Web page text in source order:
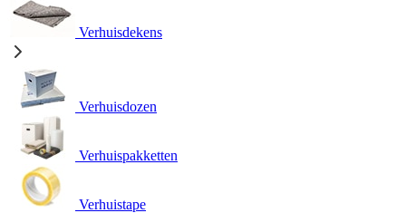
Verhuisdekens
Verhuisdozen
Verhuispakketten
Verhuistape